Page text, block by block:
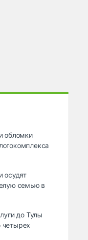
обломки
осудят
семью в
до Тулы
четырех